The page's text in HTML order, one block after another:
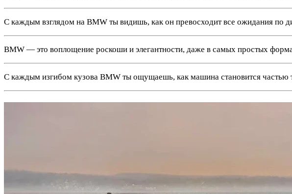
С каждым взглядом на BMW ты видишь, как он превосходит все ожидания по
BMW — это воплощение роскоши и элегантности, даже в самых простых
С каждым изгибом кузова BMW ты ощущаешь, как машина становится частью